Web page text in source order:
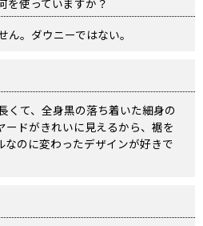
。ダウニーではない。
くて、全身黒の落ち着いた細身の
ードがきれいに見えるから、裾を
なのに変わったデザインが好きで